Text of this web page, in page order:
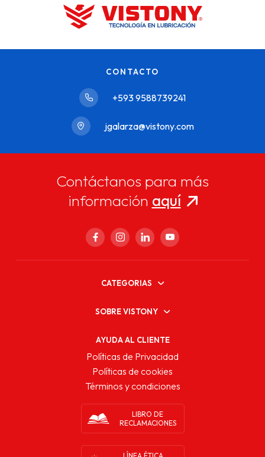
CONTACTO
+593 9588739241
jgalarza@vistony.com
Contáctanos para más
información aquí
CATEGORIAS
SOBRE VISTONY
AYUDA AL CLIENTE
Políticas de Privacidad
Políticas de cookies
Términos y condiciones
LIBRO DE
RECLAMACIONES